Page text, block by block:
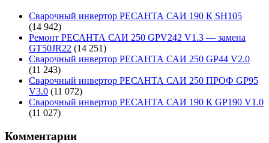
Сварочный инвертор РЕСАНТА САИ 190 К SH105
(14 942)
Ремонт РЕСАНТА САИ 250 GPV242 V1.3 — замена
GT50JR22 (14 251)
Сварочный инвертор РЕСАНТА САИ 250 GP44 V2.0
(11 243)
Сварочный инвертор РЕСАНТА САИ 250 ПРОФ GP95
V3.0 (11 072)
Сварочный инвертор РЕСАНТА САИ 190 К GP190 V1.0
(11 027)
Комментарии